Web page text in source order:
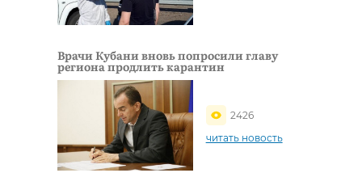
Врачи Кубани вновь попросили главу
региона продлить карантин
2426
читать новость